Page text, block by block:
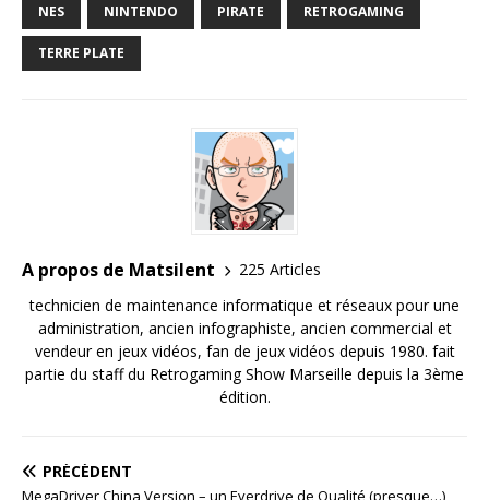
NES NINTENDO PIRATE RETROGAMING
TERRE PLATE
A propos de Matsilent
225 Articles
technicien de maintenance informatique et réseaux pour une
administration, ancien infographiste, ancien commercial et
vendeur en jeux vidéos, fan de jeux vidéos depuis 1980. fait
partie du staff du Retrogaming Show Marseille depuis la 3ème
édition.
PRÉCÉDENT
MegaDriver China Version – un Everdrive de Qualité (presque…)